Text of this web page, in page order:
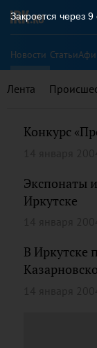
Новости Статьи
Лента
Конкурс
Экспонаты
Иркутске
В Иркутске
Закроется через 9